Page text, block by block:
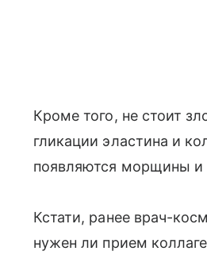
Кроме того, не стоит
гликации эластина и
появляются морщины и
Кстати, ранее врач-
нужен ли прием